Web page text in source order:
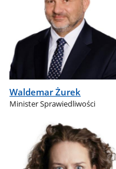
Waldemar Żurek
Minister Sprawiedliwości